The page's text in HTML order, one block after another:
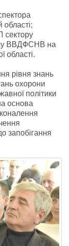
області;
сектору
ВВДФСНВ на
області.
рівня знань
охорони
політики
основа
запобігання